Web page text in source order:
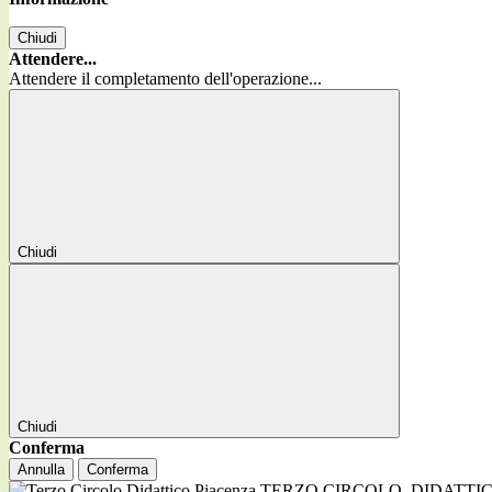
Chiudi
Attendere...
Attendere il completamento dell'operazione...
Chiudi
Chiudi
Conferma
Annulla Conferma